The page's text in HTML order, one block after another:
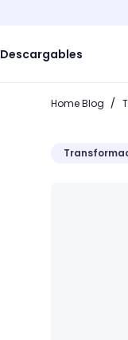
Descargables
Home Blog /